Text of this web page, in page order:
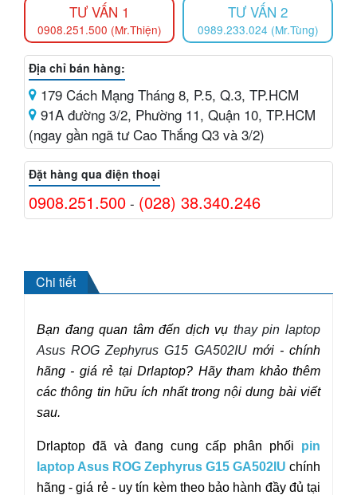
TƯ VẤN 1
0908.251.500 (Mr.Thiện)
TƯ VẤN 2
0989.233.024 (Mr.Tùng)
Địa chỉ bán hàng:
179 Cách Mạng Tháng 8, P.5, Q.3, TP.HCM
91A đường 3/2, Phường 11, Quận 10, TP.HCM
(ngay gần ngã tư Cao Thắng Q3 và 3/2)
Đặt hàng qua điện thoại
0908.251.500 - (028) 38.340.246
Chi tiết
Bạn đang quan tâm đến dịch vụ thay pin laptop
Asus ROG Zephyrus G15 GA502IU mới - chính
hãng - giá rẻ tại Drlaptop? Hãy tham khảo thêm
các thông tin hữu ích nhất trong nội dung bài viết
sau.
Drlaptop đã và đang cung cấp phân phối
pin
laptop Asus ROG Zephyrus G15 GA502IU chính
hãng - giá rẻ - uy tín kèm theo bảo hành đầy đủ tại